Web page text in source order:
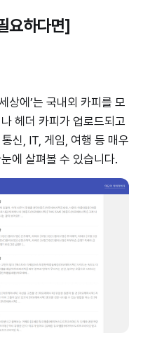
요하다면]
상에’는 국내외 카피를 모
헤더 카피가 업로드되고
신, IT, 게임, 여행 등 매우
에 살펴볼 수 있습니다.